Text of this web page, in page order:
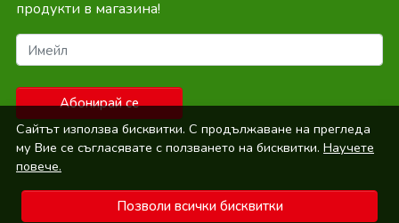
Сайтът използва бисквитки. С продължаване на прегледа
му Вие се съгласявате с ползването на бисквитки. Научете
повече.
Позволи всички бисквитки
продукти в магазина!
Имейл
Абонирай се